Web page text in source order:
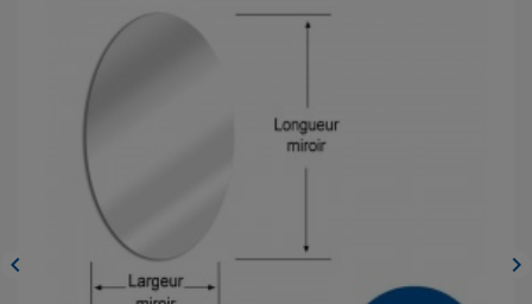
 